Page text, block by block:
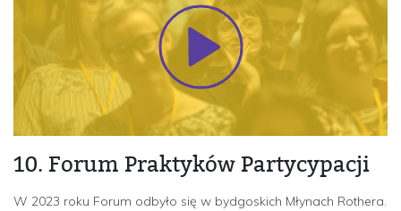
10. Forum Praktyków Partycypacji
W 2023 roku Forum odbyło się w bydgoskich Młynach Rothera.